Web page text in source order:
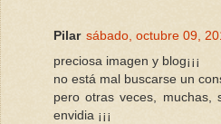
Pilar sábado, octubre 09,
preciosa imagen y blog¡¡¡
no está mal buscarse un
pero otras veces, muchas,
envidia ¡¡¡